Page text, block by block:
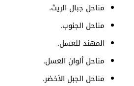
مناحل جبال الريث.
مناحل الجنوب.
المهند للعسل.
مناحل ألوان العسل.
مناحل الجبل الأخضر.